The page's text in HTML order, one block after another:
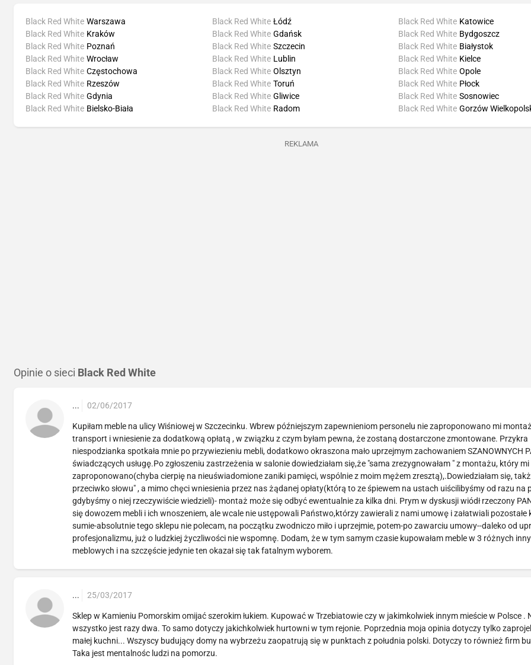
Black Red White Warszawa
Black Red White Kraków
Black Red White Poznań
Black Red White Wrocław
Black Red White Łódź
Black Red White Gdańsk
Black Red White Szczecin
Black Red White Lublin
Black Red White Katowice
Black Red White Bydgoszcz
Black Red White Białystok
Black Red White Kielce
Black Red White Częstochowa
Black Red White Rzeszów
Black Red White Gdynia
Black Red White Bielsko-Biała
Black Red White Olsztyn
Black Red White Toruń
Black Red White Gliwice
Black Red White Radom
Black Red White Opole
Black Red White Płock
Black Red White Sosnowiec
Black Red White Gorzów
REKLAMA
Opinie o sieci Black Red White
... 02/06/2017
Kupiłam meble na ulicy Wiśniowej w Szczecinku. Wbrew późniejszym zapewnieniom personelu nie zaproponowano mi
transport i wniesienie za dodatkową opłatą , w związku z czym byłam pewna, że zostaną dostarczone zmontowane. Przykra
niespodzianka spotkała mnie po przywiezieniu mebli, dodatkowo okraszona mało uprzejmym zachowaniem SZANOWNYCH
świadczących usługę.Po zgłoszeniu zastrzeżenia w salonie dowiedziałam się,że "sama zrezygnowałam " z montażu, który
zaproponowano(chyba cierpię na nieuświadomione zaniki pamięci, wspólnie z moim mężem zresztą),.Dowiedziałam się,
przeciwko słowu" , a mimo chęci wniesienia przez nas żądanej opłaty(którą to ze śpiewem na ustach uiścilibyśmy od razu na
gdybyśmy o niej rzeczywiście wiedzieli)- montaż może się odbyć ewentualnie za kilka dni. Prym w dyskusji wiódł rzeczony
się dowozem mebli i ich wnoszeniem, ale wcale nie ustępowali Państwo,którzy zawierali z nami umowę i załatwiali pozostałe
sumie-absolutnie tego sklepu nie polecam, na początku zwodniczo miło i uprzejmie, potem-po zawarciu umowy--daleko od
profesjonalizmu, już o ludzkiej życzliwości nie wspomnę. Dodam, że w tym samym czasie kupowałam meble w 3 różnych
meblowych i na szczęście jedynie ten okazał się tak fatalnym wyborem.
... 25/03/2017
Sklep w Kamieniu Pomorskim omijać szerokim łukiem. Kupować w Trzebiatowie czy w jakimkolwiek innym mieście w Polsce .
wszystko jest razy dwa. To samo dotyczy jakichkolwiek hurtowni w tym rejonie. Poprzednia moja opinia dotyczy tylko
małej kuchni... Wszyscy budujący domy na wybrzeżu zaopatrują się w punktach z południa polski. Dotyczy to również firm
Taka jest mentalnośc ludzi na pomorzu.